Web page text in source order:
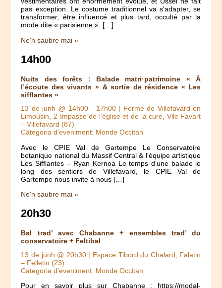
pas exception. Le costume traditionnel va s'adapter, se
transformer, être influencé et plus tard, occulté par la
mode dite « parisienne ». […]
Ne'n saubre mai »
14h00
Nuits des forêts : Balade matri·patrimoine « À
l’écoute des vivants » & sortie de résidence « Les
sifflantes »
13 de junh @ 14h00- 17h00| Ferme de Villefavard en
Limousin, 2 Impasse de l’église et de la cure, Vile Favart
– Villefavard (87)
Categoria d'eveniment: Monde Occitan
Avec le CPIE Val de Gartempe Le Conservatoire
botanique national du Massif Central & l’équipe artistique
Les Sifflantes – Ryan Kernoa Le temps d’une balade le
long des sentiers de Villefavard, le CPIE Val de
Gartempe nous invite à nous […]
Ne'n saubre mai »
20h30
Bal trad’ avec Chabanne + ensembles trad’ du
conservatoire + Feltibal
13 de junh @ 20h30| Espace Tibord du Chalard, Falatin
– Felletin (23)
Categoria d'eveniment: Monde Occitan
Pour en savoir plus sur Chabanne : https://modal-